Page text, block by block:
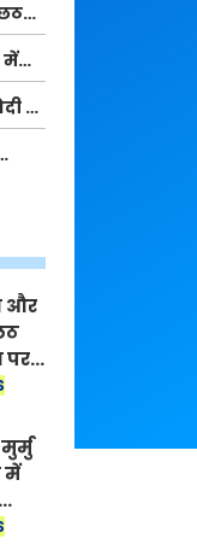
में
ने
और
पर
मुर्मु
में